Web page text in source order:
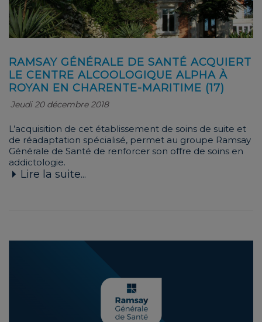
RAMSAY GÉNÉRALE DE SANTÉ ACQUIERT
LE CENTRE ALCOOLOGIQUE ALPHA À
ROYAN EN CHARENTE-MARITIME (17)
Jeudi 20 décembre 2018
L’acquisition de cet établissement de soins de suite et
de réadaptation spécialisé, permet au groupe Ramsay
Générale de Santé de renforcer son offre de soins en
addictologie.
Lire la suite...